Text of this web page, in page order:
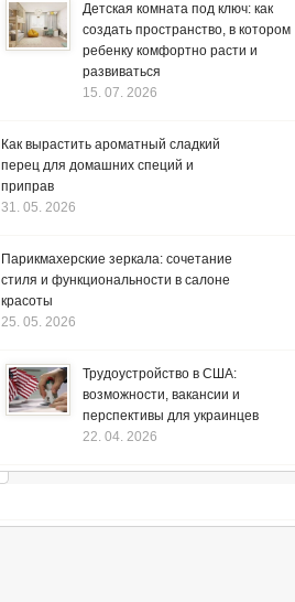
Детская комната под ключ: как
создать пространство, в котором
ребенку комфортно расти и
развиваться
15. 07. 2026
Как вырастить ароматный сладкий
перец для домашних специй и
приправ
31. 05. 2026
Парикмахерские зеркала: сочетание
стиля и функциональности в салоне
красоты
25. 05. 2026
Трудоустройство в США:
возможности, вакансии и
перспективы для украинцев
22. 04. 2026